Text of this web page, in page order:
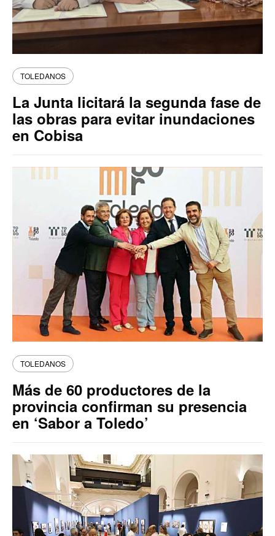
TOLEDANOS
La Junta licitará la segunda fase de
las obras para evitar inundaciones
en Cobisa
TOLEDANOS
Más de 60 productores de la
provincia confirman su presencia
en ‘Sabor a Toledo’